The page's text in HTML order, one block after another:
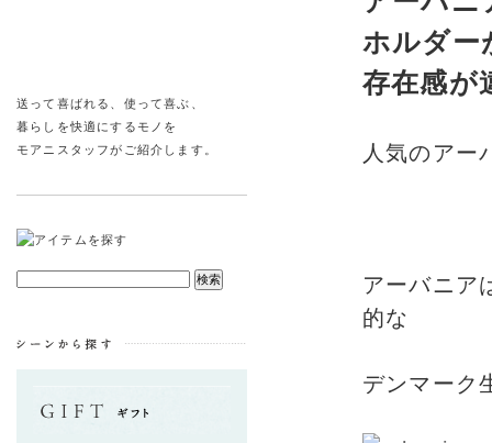
送って喜ばれる、使って喜ぶ、
暮らしを快適にするモノを
モアニスタッフがご紹介します。
ホルダー
存在感が
人気のアー
アーバニア
的な
デンマーク